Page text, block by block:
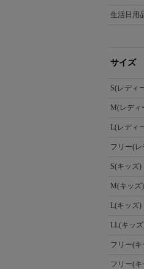
生活日用
サイズ
S(レディ
M(レディ
L(レディ
フリー(
S(キッズ)
M(キッズ)
L(キッズ)
LL(キッ
フリー(キ
フリー(